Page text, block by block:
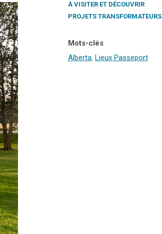
À VISITER ET DÉCOUVRIR
PROJETS TRANSFORMATEURS
Mots-clés
Alberta, Lieux Passeport